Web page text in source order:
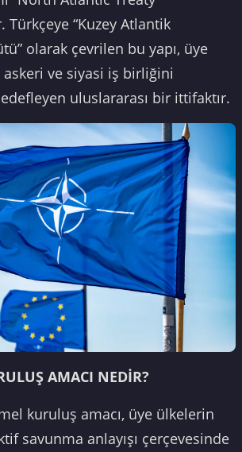
Türkçeye “Kuzey Atlantik
olarak çevrilen bu yapı, üye
askeri ve siyasi iş birliğini
uluslararası bir ittifaktır.
AMACI NEDİR?
kuruluş amacı, üye ülkelerin
savunma anlayışı çerçevesinde